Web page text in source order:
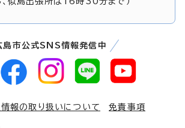
島市公式SNS情報発信中
報の取り扱いについて
免責事項